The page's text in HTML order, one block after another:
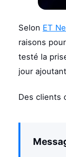
Selon ET
raisons
testé la
jour
Des clients